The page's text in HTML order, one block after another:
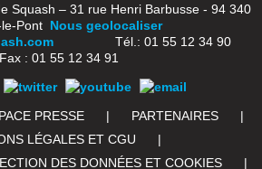
Squash – 31 rue Henri Barbusse - 94 340
Pont Nous geolocaliser
Tél.: 01 55 12 34 90
Fax : 01 55 12 34 91
PRESSE | PARTENAIRES
|
LÉGALES ET CGU
|
DES DONNÉES ET COOKIES
|